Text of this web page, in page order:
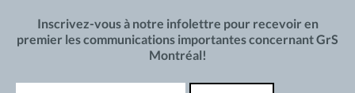
Inscrivez-vous à notre infolettre pour recevoir en
premier les communications importantes concernant GrS
Montréal!